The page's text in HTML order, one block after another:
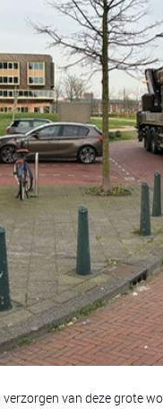
van deze grote